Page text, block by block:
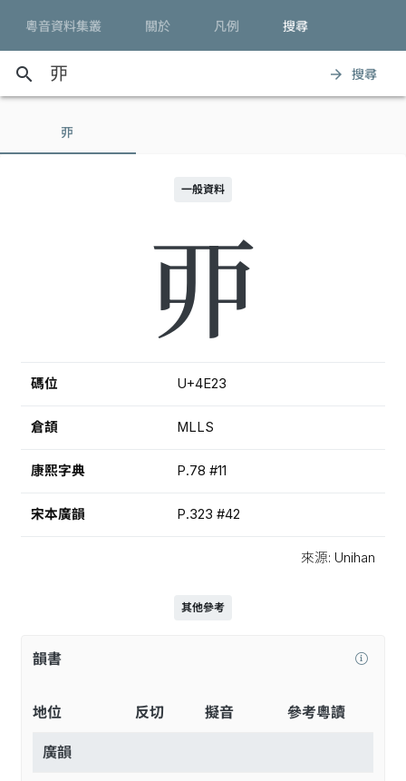
粵音資料集叢 關於 凡例 搜尋
search arrow_forward 搜尋
丣
一般資料
丣
碼位 U+4E23
倉頡 MLLS
康熙字典 P.78 #11
宋本廣韻 P.323 #42
來源: Unihan
其他參考
韻書
地位 反切 擬音 參考粵讀
廣韻